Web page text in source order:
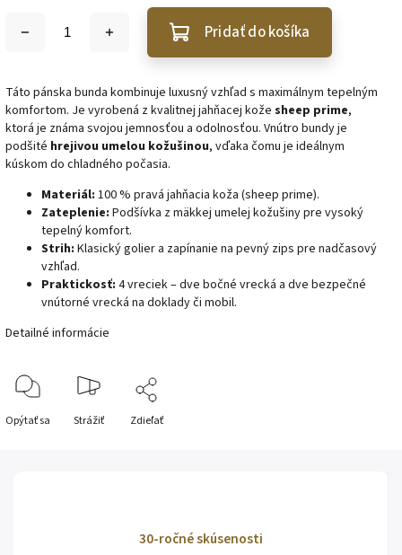
Pridať do košíka
Táto pánska bunda kombinuje luxusný vzhľad s maximálnym tepelným
komfortom. Je vyrobená z kvalitnej jahňacej kože sheep prime,
ktorá je známa svojou jemnosťou a odolnosťou. Vnútro bundy je
podšité hrejivou umelou kožušinou, vďaka čomu je ideálnym
kúskom do chladného počasia.
Materiál: 100 % pravá jahňacia koža (sheep prime).
Zateplenie: Podšívka z mäkkej umelej kožušiny pre vysoký
tepelný komfort.
Strih: Klasický golier a zapínanie na pevný zips pre nadčasový
vzhľad.
Praktickosť: 4 vreciek – dve bočné vrecká a dve bezpečné
vnútorné vrecká na doklady či mobil.
Detailné informácie
Opýtať sa Strážiť Zdieľať
30-ročné skúsenosti